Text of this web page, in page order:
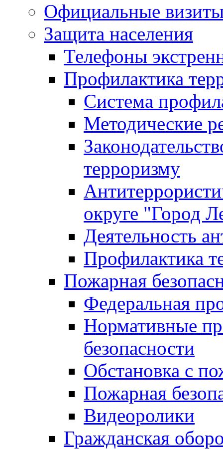
Официальные
Защита населения
Телефоны
Профилактика
Система
Методические
терроризму
округе "Город
Деятельность
Профилактика
Пожарная
Федеральная
Нормативные
безопасности
Обстановка с
Пожарная
Видеоролики
Гражданская